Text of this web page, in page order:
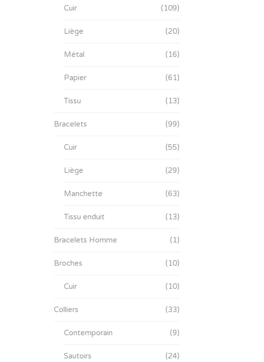
Cuir (109)
Liège (20)
Métal (16)
Papier (61)
Tissu (13)
Bracelets (99)
Cuir (55)
Liège (29)
Manchette (63)
Tissu enduit (13)
Bracelets Homme (1)
Broches (10)
Cuir (10)
Colliers (33)
Contemporain (9)
Sautoirs (24)